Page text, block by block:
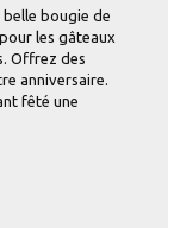
belle bougie de
les gâteaux
Offrez des
anniversaire.
fêté une